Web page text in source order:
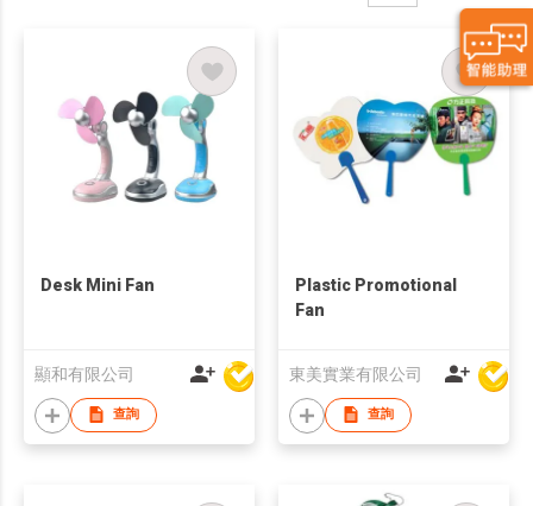
Desk Mini Fan
顯和有限公司
查詢
Plastic Promotional
Fan
東美實業有限公司
查詢